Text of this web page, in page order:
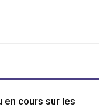
en cours sur les